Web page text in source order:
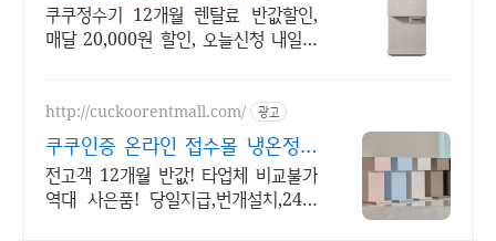
쿠쿠정수기 12개월 렌탈료 반값할인,
매달 20,000원 할인, 오늘신청 내일설
http://cuckoorentmall.com/ 광고
쿠쿠인증 온라인 접수몰 냉온정수
기 월1만원대 부터!
전고객 12개월 반값! 타업체 비교불가
역대 사은품! 당일지급,번개설치,24시